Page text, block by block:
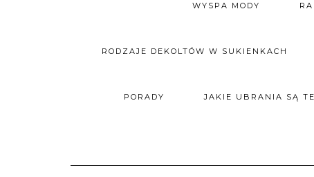
WYSPA MODY
RODZAJE DEKOLTÓW W SUKIENKACH
PORADY JAKIE UBRANIA SĄ